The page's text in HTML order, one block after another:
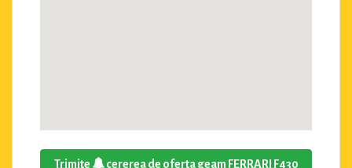
Trimite cererea de oferta geam FERRARI F430